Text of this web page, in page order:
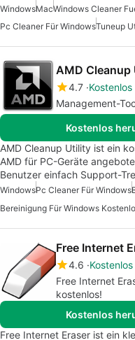
WindowsMacWindows Cleaner
Pc Cleaner Für WindowsTuneup
AMD
4.7 Kostenlos
Management-
Kostenlos
AMD Cleanup Utility ist ein
AMD für PC-Geräte
Benutzer einfach Support-
WindowsPc Cleaner Für Windows
Bereinigung Für Windows
Free Internet
4.6 Kostenlos
Free Internet
kostenlos!
Kostenlos
Free Internet Eraser ist ein